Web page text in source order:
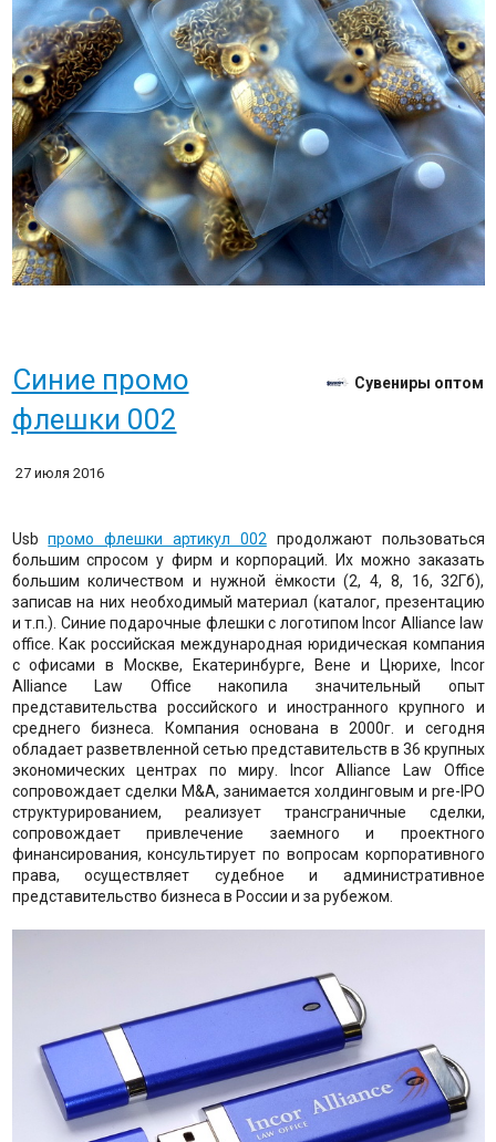
Синие промо
флешки 002
Сувениры оптом
27 июля 2016
Usbпромо флешки артикул 002продолжают пользоваться
большим спросом у фирм и корпораций. Их можно заказать
большим количеством и нужной ёмкости (2, 4, 8, 16, 32Гб),
записав на них необходимый материал (каталог, презентацию
и т.п.). Синие подарочные флешки с логотипом Incor Alliance law
office. Как российская международная юридическая компания
с офисами в Москве, Екатеринбурге, Вене и Цюрихе, Incor
Alliance Law Office накопила значительный опыт
представительства российского и иностранного крупного и
среднего бизнеса. Компания основана в 2000г. и сегодня
обладает разветвленной сетью представительств в 36 крупных
экономических центрах по миру. Incor Alliance Law Office
сопровождает сделки M&A, занимается холдинговым и pre-IPO
структурированием, реализует трансграничные сделки,
сопровождает привлечение заемного и проектного
финансирования, консультирует по вопросам корпоративного
права, осуществляет судебное и административное
представительство бизнеса в России и за рубежом.